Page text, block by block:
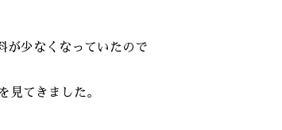
が少なくなっていたので
見てきました。